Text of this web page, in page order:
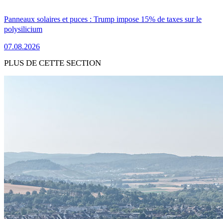
Panneaux solaires et puces : Trump impose 15% de taxes sur le
polysilicium
07.08.2026
PLUS DE CETTE SECTION